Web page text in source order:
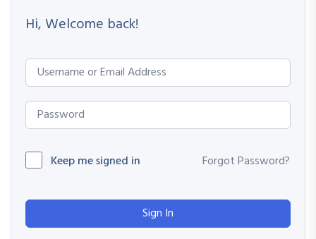
Hi, Welcome back!
Keep me signed in Forgot Password?
Sign In